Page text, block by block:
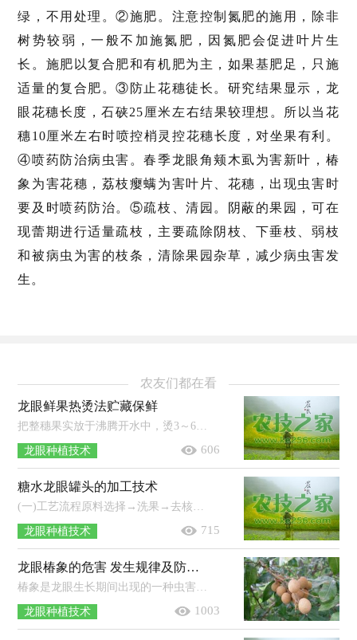
绿，不用处理。②施肥。注意控制氮肥的施用，除非
树势较弱，一般不加施氮肥，因氮肥会促进叶片生
长。施肥以复合肥和有机肥为主，如果基肥足，只施
适量的复合肥。③防止花穗徒长。研究结果显示，龙
眼花穗长度，石硖25厘米左右结果较理想。所以当花
穗10厘米左右时喷控梢灵控花穗长度，对坐果有利。
④喷药防治病虫害。春季龙眼角颊木虱为害新叶，椿
象为害花穗，荔枝瘿螨为害叶片、花穗，出现虫害时
要及时喷药防治。⑤疏枝、清园。阴蔽的果园，可在
现蕾期进行适量疏枝，主要疏除阴枝、下垂枝、弱枝
和被病虫为害的枝条，清除果园杂草，减少病虫害发
生。
农友们都在看
龙眼鲜果热烫法贮藏保鲜
把整穗果实放于沸腾开水中，烫3～6秒钟，以不烫伤果肉为度，烫后立即悬挂在通风阴凉处，经1个月不腐烂，果肉基本保持新鲜状态，味道更甜。开水...
龙眼种植技术 606
糖水龙眼罐头的加工技术
(一)工艺流程原料选择→洗果→去核、剥壳→分选→漂洗→装罐→加热排气→封罐→杀菌、冷却→擦罐、入库(二)制作方法1．原料选择以...
龙眼种植技术 715
龙眼椿象的危害 发生规律及防治方法总结
椿象是龙眼生长期间出现的一种虫害，严重影响龙眼的品质及产量，降低了农户们的种植效益。本文为大家总结了龙眼椿象的危害、发生规律...
龙眼种植技术 1003